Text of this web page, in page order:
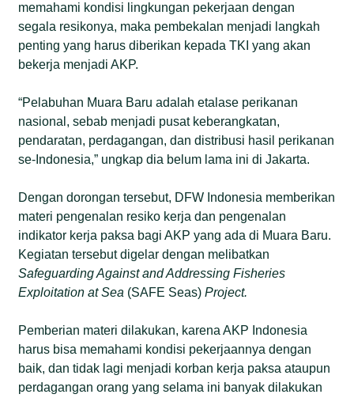
memahami kondisi lingkungan pekerjaan dengan
segala resikonya, maka pembekalan menjadi langkah
penting yang harus diberikan kepada TKI yang akan
bekerja menjadi AKP.
“Pelabuhan Muara Baru adalah etalase perikanan
nasional, sebab menjadi pusat keberangkatan,
pendaratan, perdagangan, dan distribusi hasil perikanan
se-Indonesia,” ungkap dia belum lama ini di Jakarta.
Dengan dorongan tersebut, DFW Indonesia memberikan
materi pengenalan resiko kerja dan pengenalan
indikator kerja paksa bagi AKP yang ada di Muara Baru.
Kegiatan tersebut digelar dengan melibatkan
Safeguarding Against and Addressing Fisheries
Exploitation at Sea (SAFE Seas)Project.
Pemberian materi dilakukan, karena AKP Indonesia
harus bisa memahami kondisi pekerjaannya dengan
baik, dan tidak lagi menjadi korban kerja paksa ataupun
perdagangan orang yang selama ini banyak dilakukan